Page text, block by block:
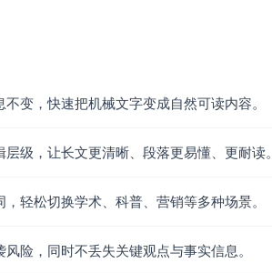
变，快速把机械文字变成自然可读内容。
级，让长文更清晰、段落更易懂、更耐读。
轻松切换学术、科普、营销等多种场景。
险，同时不丢失关键观点与事实信息。